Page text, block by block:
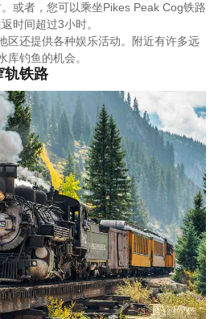
或者，您可以乘坐Pikes Peak Cog铁路
时间超过3小时。
区还提供各种娱乐活动。附近有许多远
库钓鱼的机会。
轨铁路